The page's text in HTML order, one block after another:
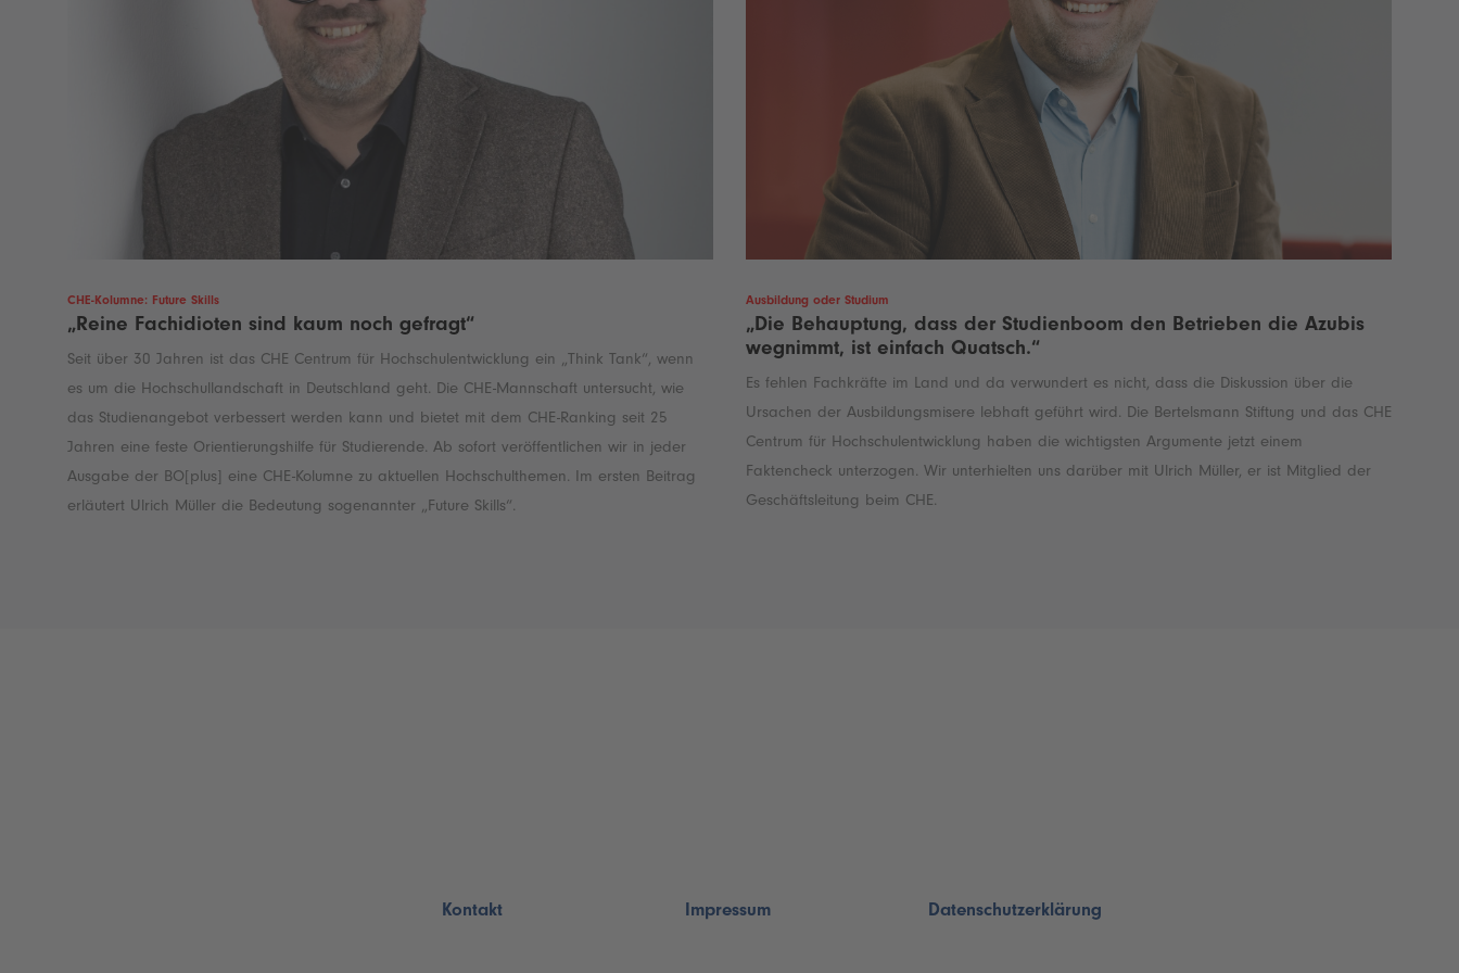
CHE-Kolumne: Future Skills
„Reine Fachidioten sind kaum noch gefragt“
Seit über 30 Jahren ist das CHE Centrum für Hochschulentwicklung ein „Think Tank“, wenn
es um die Hochschullandschaft in Deutschland geht. Die CHE-Mannschaft untersucht, wie
das Studienangebot verbessert werden kann und bietet mit dem CHE-Ranking seit 25
Jahren eine feste Orientierungshilfe für Studierende. Ab sofort veröffentlichen wir in jeder
Ausgabe der BO[plus] eine CHE-Kolumne zu aktuellen Hochschulthemen. Im ersten Beitrag
erläutert Ulrich Müller die Bedeutung sogenannter „Future Skills“.
Ausbildung oder Studium
„Die Behauptung, dass der Studienboom den Betrieben die Azubis
wegnimmt, ist einfach Quatsch.“
Es fehlen Fachkräfte im Land und da verwundert es nicht, dass die Diskussion über die
Ursachen der Ausbildungsmisere lebhaft geführt wird. Die Bertelsmann Stiftung und das CHE
Centrum für Hochschulentwicklung haben die wichtigsten Argumente jetzt einem
Faktencheck unterzogen. Wir unterhielten uns darüber mit Ulrich Müller, er ist Mitglied der
Geschäftsleitung beim CHE.
Kontakt Impressum Datenschutzerklärung